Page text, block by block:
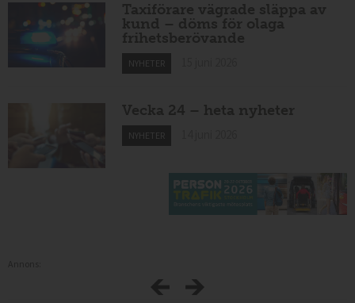
Taxiförare vägrade släppa av
kund – döms för olaga
frihetsberövande
NYHETER
Vecka 24 – heta nyheter
NYHETER